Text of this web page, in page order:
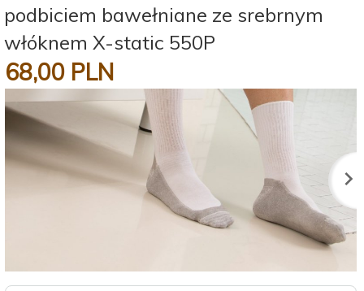
podbiciem bawełniane ze srebrnym
włóknem X-static 550P
68,00 PLN